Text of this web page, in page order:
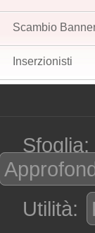
Scambio
Inserzionisti
Sfoglia:
Utilità: